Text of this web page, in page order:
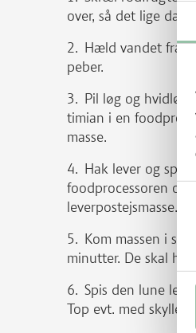
over, så det lige
Hæld vandet fra
peber.
Pil løg og hvidløg
timian i en
masse.
Hak lever og
foodprocessoren og
leverpostejsmasse.
Kom massen i
minutter. De skal
Spis den lune
Top evt. med skyllet